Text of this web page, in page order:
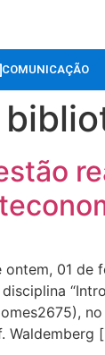
COMUNICAÇÃO
ontem, 01 de
Waldemberg